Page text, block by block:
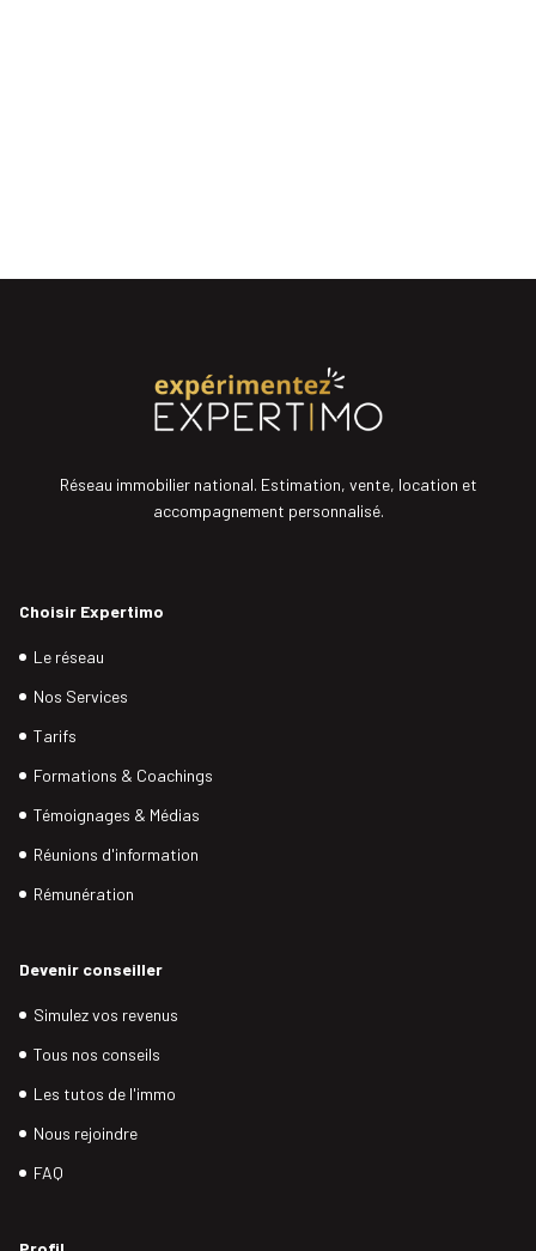
Réseau immobilier national. Estimation, vente, location et
accompagnement personnalisé.
Choisir Expertimo
Le réseau
Nos Services
Tarifs
Formations & Coachings
Témoignages & Médias
Réunions d'information
Rémunération
Devenir conseiller
Simulez vos revenus
Tous nos conseils
Les tutos de l'immo
Nous rejoindre
FAQ